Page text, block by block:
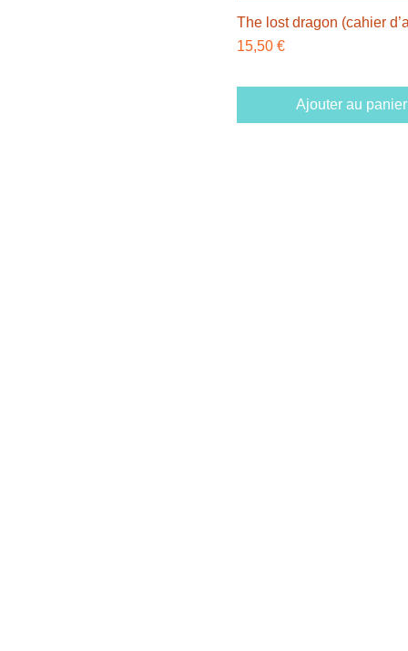
The lost dragon (cahier
Prix
15,50 €
Ajouter au panier